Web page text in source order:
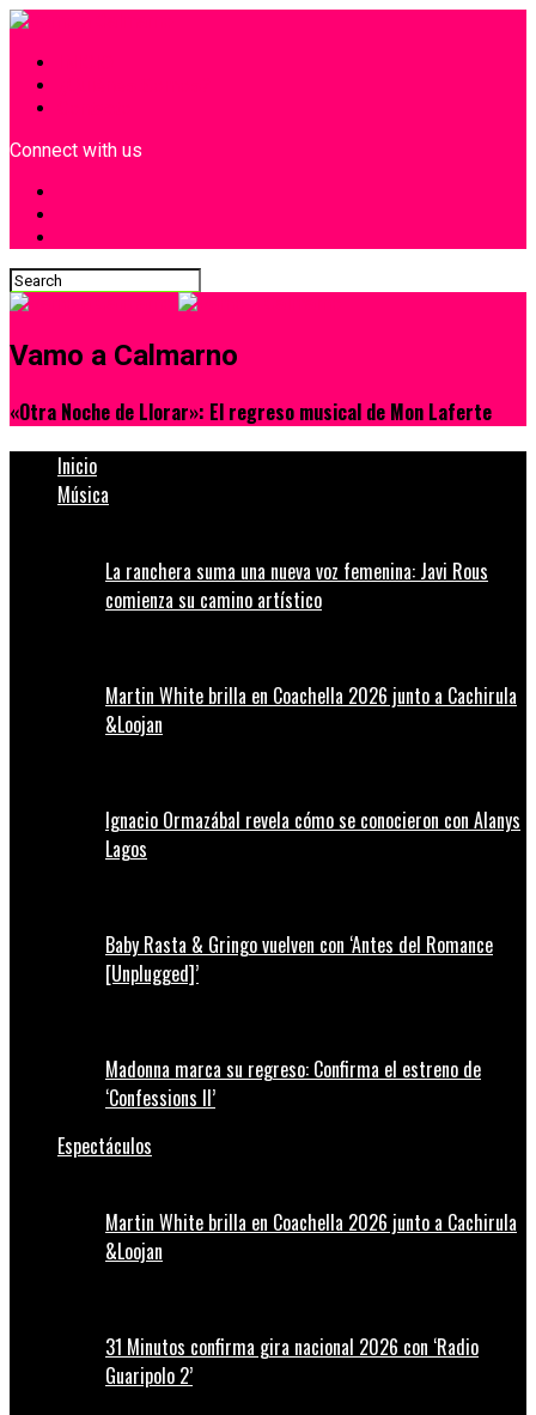
Connect with us
Vamo a Calmarno
«Otra Noche de Llorar»: El regreso musical de Mon Laferte
Inicio
Música
La ranchera suma una nueva voz femenina: Javi Rous
comienza su camino artístico
Martin White brilla en Coachella 2026 junto a Cachirula
&Loojan
Ignacio Ormazábal revela cómo se conocieron con Alanys
Lagos
Baby Rasta & Gringo vuelven con ‘Antes del Romance
[Unplugged]’
Madonna marca su regreso: Confirma el estreno de
‘Confessions II’
Espectáculos
Martin White brilla en Coachella 2026 junto a Cachirula
&Loojan
31 Minutos confirma gira nacional 2026 con ‘Radio
Guaripolo 2’